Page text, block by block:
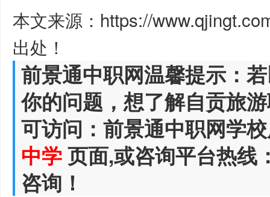
本文来源：https://
出处！
前景通中职网温馨提示：
你的问题，想了解自贡旅
可访问：前景通中职网学
中学页面,或咨询平台热线
咨询！